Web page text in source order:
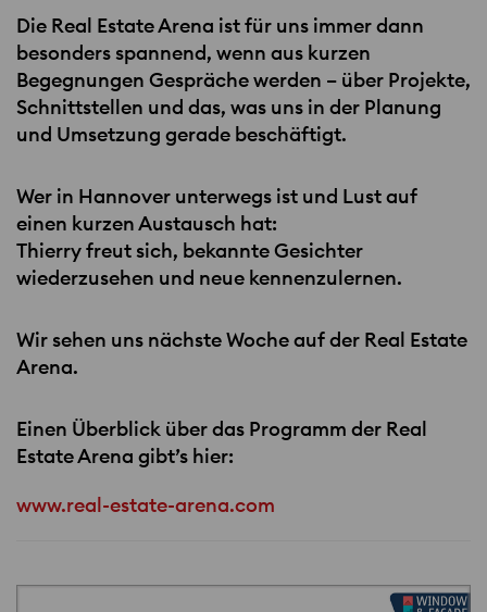
Die Real Estate Arena ist für uns immer dann
besonders spannend, wenn aus kurzen
Begegnungen Gespräche werden – über Projekte,
Schnittstellen und das, was uns in der Planung
und Umsetzung gerade beschäftigt.
Wer in Hannover unterwegs ist und Lust auf
einen kurzen Austausch hat:
Thierry freut sich, bekannte Gesichter
wiederzusehen und neue kennenzulernen.
Wir sehen uns nächste Woche auf der Real Estate
Arena.
Einen Überblick über das Programm der Real
Estate Arena gibt’s hier:
www.real-estate-arena.com